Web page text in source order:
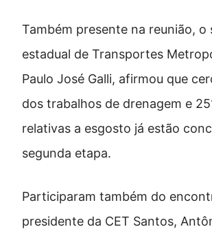
Também presente na reunião, o
estadual de Transportes
Paulo José Galli, afirmou que
dos trabalhos de drenagem e
relativas a esgosto já estão
segunda etapa.
Participaram também do
presidente da CET Santos,